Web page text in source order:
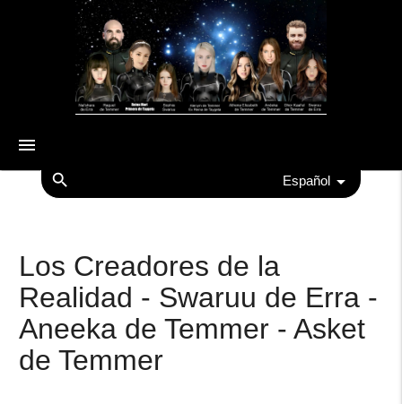
menu
search Español
Los Creadores de la
Realidad - Swaruu de Erra -
Aneeka de Temmer - Asket
de Temmer